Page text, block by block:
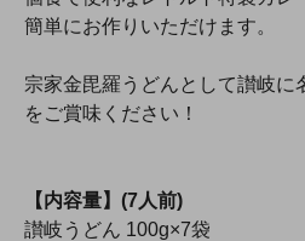
簡単にお作りいただけます。
宗家金毘羅うどんとして讃岐に
をご賞味ください！
【内容量】(7人前)
讃岐うどん 100g×7袋